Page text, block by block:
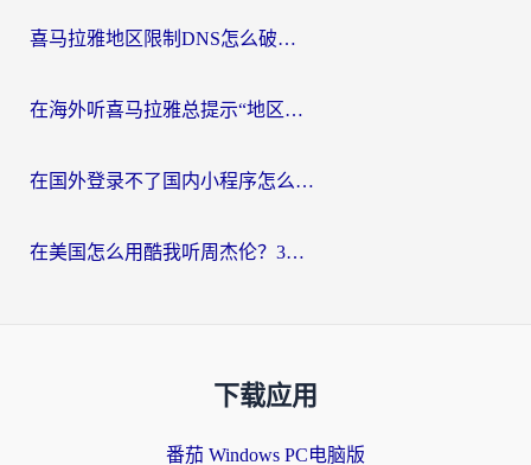
喜马拉雅地区限制DNS怎么破？海外党听国内音乐听书的终极解决方案
在海外听喜马拉雅总提示“地区限制”？3步轻松解除+听国内音乐全攻略
在国外登录不了国内小程序怎么办？选对回国加速器，轻松解锁国内资源
在美国怎么用酷我听周杰伦？3步搞定海外听歌难题
下载应用
番茄 Windows PC电脑版